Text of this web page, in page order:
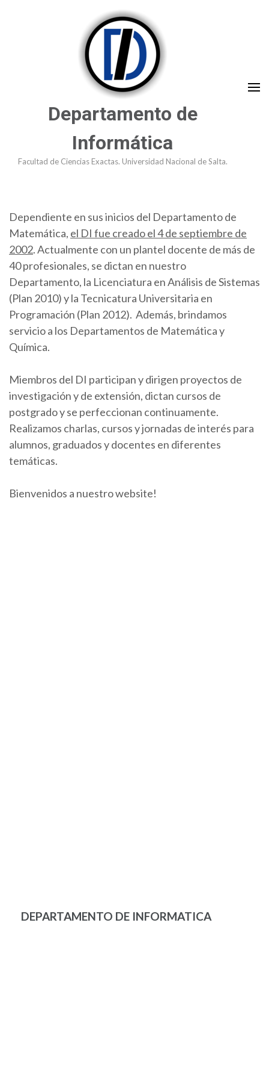
Departamento de
Informática
Facultad de Ciencias Exactas. Universidad Nacional de Salta.
Dependiente en sus inicios del Departamento de
Matemática, el DI fue creado el 4 de septiembre de
2002. Actualmente con un plantel docente de más de
40 profesionales, se dictan en nuestro
Departamento, la Licenciatura en Análisis de Sistemas
(Plan 2010) y la Tecnicatura Universitaria en
Programación (Plan 2012). Además, brindamos
servicio a los Departamentos de Matemática y
Química.
Miembros del DI participan y dirigen proyectos de
investigación y de extensión, dictan cursos de
postgrado y se perfeccionan continuamente.
Realizamos charlas, cursos y jornadas de interés para
alumnos, graduados y docentes en diferentes
temáticas.
Bienvenidos a nuestro website!
DEPARTAMENTO DE INFORMATICA